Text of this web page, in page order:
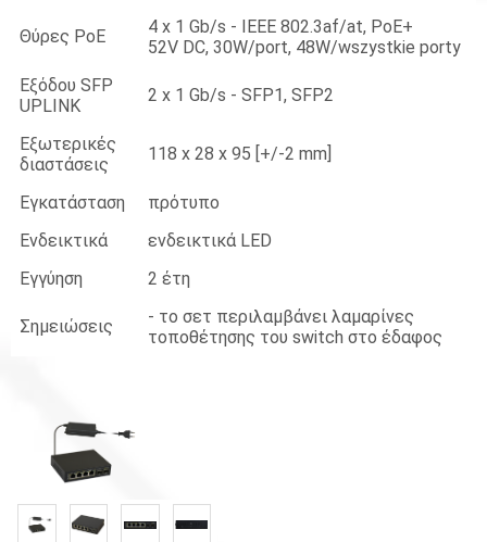
Θύρες PoE
4 x 1 Gb/s - IEEE 802.3af/at, PoE+
52V DC, 30W/port, 48W/wszystkie porty
Εξόδου SFP
UPLINK
2 x 1 Gb/s - SFP1, SFP2
Εξωτερικές
διαστάσεις
118 x 28 x 95 [+/-2 mm]
Εγκατάσταση
πρότυπο
Ενδεικτικά
ενδεικτικά LED
Εγγύηση
2 έτη
Σημειώσεις
- το σετ περιλαμβάνει λαμαρίνες
τοποθέτησης του switch στο έδαφος